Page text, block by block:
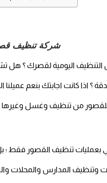
شركة تنظيف
اليومية لقصرك ؟ هل
؟ اذا كانت اجابتك بنعم
للقصور من تنظيف وغسل
بعمليات تنظيف القصور فقط
وتنظيف المدارس والمحلات